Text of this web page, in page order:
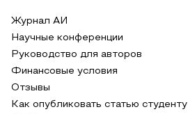
Журнал АИ
Научные конференции
Руководство для авторов
Финансовые условия
Отзывы
Как опубликовать статью студенту